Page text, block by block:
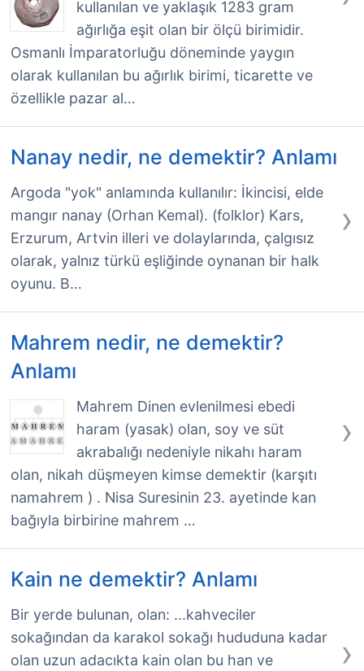
kullanılan ve yaklaşık 1283 gram
ağırlığa eşit olan bir ölçü birimidir.
Osmanlı İmparatorluğu döneminde yaygın
olarak kullanılan bu ağırlık birimi, ticarette ve
özellikle pazar al…
Nanay nedir, ne demektir? Anlamı
›
Argoda "yok" anlamında kullanılır: İkincisi, elde
mangır nanay (Orhan Kemal). (folklor) Kars,
Erzurum, Artvin illeri ve dolaylarında, çalgısız
olarak, yalnız türkü eşliğinde oynanan bir halk
oyunu. B…
Mahrem nedir, ne demektir?
Anlamı
›
Mahrem Dinen evlenilmesi ebedi
haram (yasak) olan, soy ve süt
akrabalığı nedeniyle nikahı haram
olan, nikah düşmeyen kimse demektir (karşıtı
namahrem ) . Nisa Suresinin 23. ayetinde kan
bağıyla birbirine mahrem …
Kain ne demektir? Anlamı
›
Bir yerde bulunan, olan: ...kahveciler
sokağından da karakol sokağı hududuna kadar
olan uzun adacıkta kain olan bu han ve